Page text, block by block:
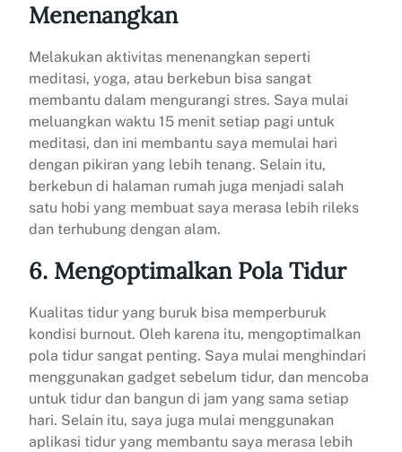
Menenangkan
Melakukan aktivitas menenangkan seperti
meditasi, yoga, atau berkebun bisa sangat
membantu dalam mengurangi stres. Saya mulai
meluangkan waktu 15 menit setiap pagi untuk
meditasi, dan ini membantu saya memulai hari
dengan pikiran yang lebih tenang. Selain itu,
berkebun di halaman rumah juga menjadi salah
satu hobi yang membuat saya merasa lebih rileks
dan terhubung dengan alam.
6. Mengoptimalkan Pola Tidur
Kualitas tidur yang buruk bisa memperburuk
kondisi burnout. Oleh karena itu, mengoptimalkan
pola tidur sangat penting. Saya mulai menghindari
menggunakan gadget sebelum tidur, dan mencoba
untuk tidur dan bangun di jam yang sama setiap
hari. Selain itu, saya juga mulai menggunakan
aplikasi tidur yang membantu saya merasa lebih